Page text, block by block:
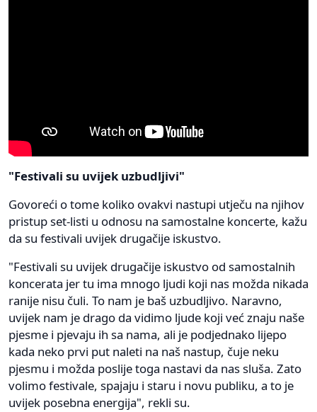
"Festivali su uvijek uzbudljivi"
Govoreći o tome koliko ovakvi nastupi utječu na njihov
pristup set-listi u odnosu na samostalne koncerte, kažu
da su festivali uvijek drugačije iskustvo.
"Festivali su uvijek drugačije iskustvo od samostalnih
koncerata jer tu ima mnogo ljudi koji nas možda nikada
ranije nisu čuli. To nam je baš uzbudljivo. Naravno,
uvijek nam je drago da vidimo ljude koji već znaju naše
pjesme i pjevaju ih sa nama, ali je podjednako lijepo
kada neko prvi put naleti na naš nastup, čuje neku
pjesmu i možda poslije toga nastavi da nas sluša. Zato
volimo festivale, spajaju i staru i novu publiku, a to je
uvijek posebna energija", rekli su.